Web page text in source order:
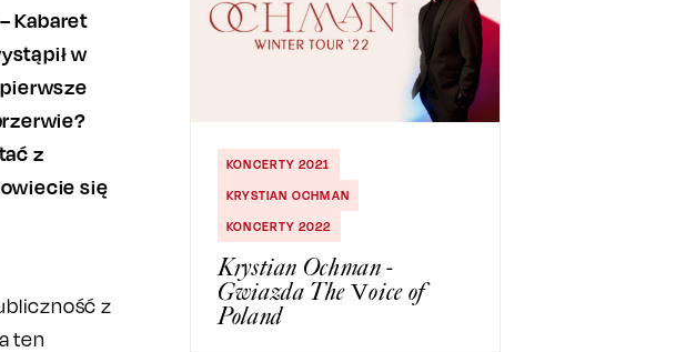
Kabaret
w
z
się
z
ten
KONCERTY 2021
KRYSTIAN OCHMAN
KONCERTY 2022
Krystian Ochman -
Gwiazda The Voice of
Poland